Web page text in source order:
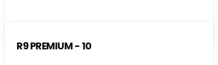
R9 PREMIUM - 10